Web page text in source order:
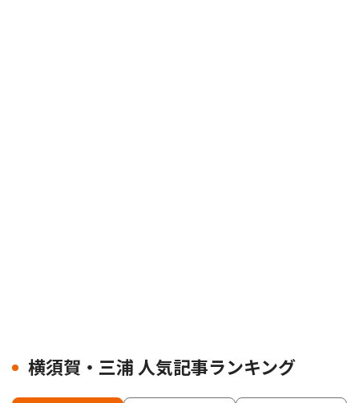
横須賀・三浦 人気記事ランキング